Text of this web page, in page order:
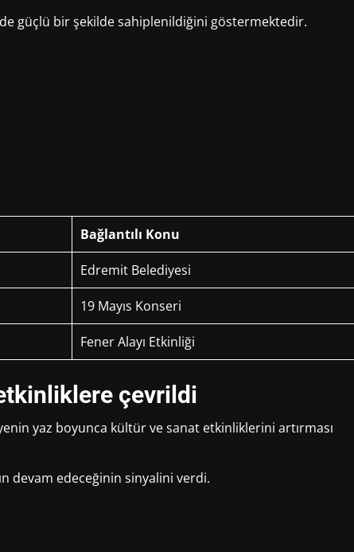
güçlü bir şekilde sahiplenildiğini göstermektedir.
Bağlantılı Konu
Edremit Belediyesi
19 Mayıs Konseri
Fener Alayı Etkinliği
çevrildi
yaz boyunca kültür ve sanat etkinliklerini artırması
devam edeceğinin sinyalini verdi.